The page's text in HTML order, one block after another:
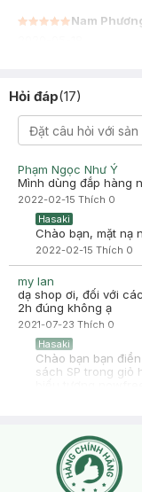
Nam
Hỏi đáp(17)
Phạm Ngọc Như Ý
Mình dùng đắp hàng
2022-02-15 Thích 0
Hasaki
Chào bạn, mặt nạ
2022-02-15 Thích 0
my lan
dạ shop ơi, đối với
2h đúng không ạ
2021-07-23 Thích 0
Hasaki
Chào bạn bạn
sách SP trong giỏ
nhanh đến địa
2021-07-23Thích